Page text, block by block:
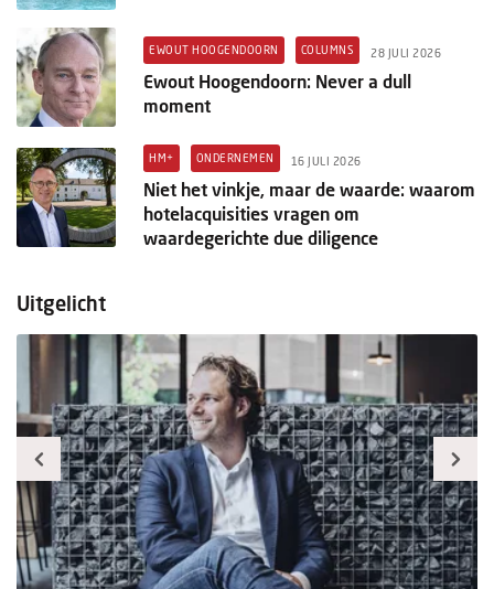
EWOUT HOOGENDOORN COLUMNS 28 JULI 2026
Ewout Hoogendoorn: Never a dull
moment
HM+ ONDERNEMEN 16 JULI 2026
Niet het vinkje, maar de waarde: waarom
hotelacquisities vragen om
waardegerichte due diligence
Uitgelicht